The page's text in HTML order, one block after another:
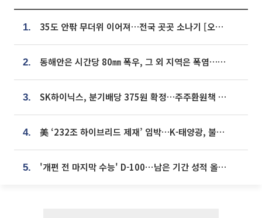
1. 35도 안팎 무더위 이어져…전국 곳곳 소나기 [오늘 날씨]
2. 동해안은 시간당 80㎜ 폭우, 그 외 지역은 폭염…‘극과 극 날씨’
3. SK하이닉스, 분기배당 375원 확정…주주환원책 9월로 앞당겨 발표
4. 美 ‘232조 하이브리드 제재’ 임박…K-태양광, 불확실성 털고 날개 다나
5. '개편 전 마지막 수능' D-100⋯남은 기간 성적 올릴 전략은